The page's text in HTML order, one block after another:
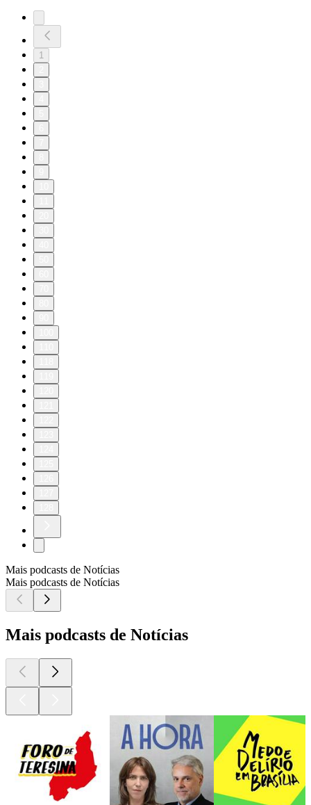
1
Mais podcasts de Notícias
Mais podcasts de Notícias
Mais podcasts de Notícias